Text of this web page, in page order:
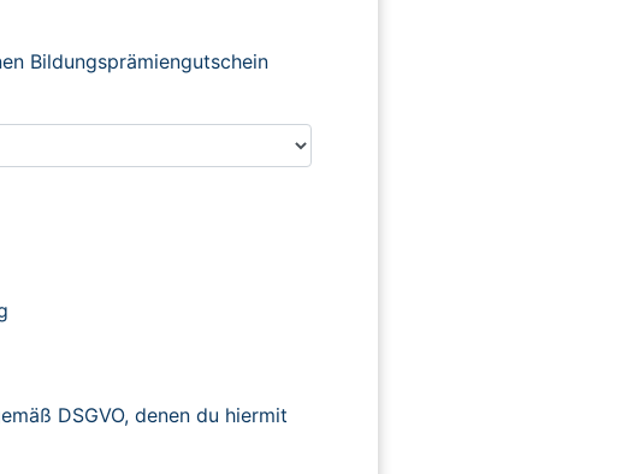
Bildungsprämiengutschein
DSGVO, denen du hiermit